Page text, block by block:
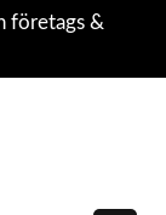
företags &